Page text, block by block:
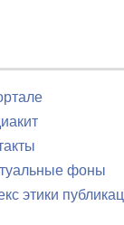
фоны
этики